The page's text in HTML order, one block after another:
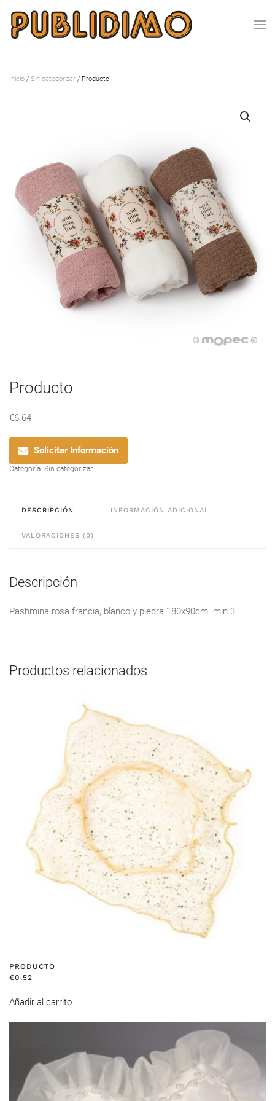
Inicio / Sin categorizar / Producto
Producto
€6.64
Solicitar Información
Categoría: Sin categorizar
DESCRIPCIÓN INFORMACIÓN ADICIONAL
VALORACIONES (0)
Descripción
Pashmina rosa francia, blanco y piedra 180x90cm. min.3
Productos relacionados
PRODUCTO
€0.52
Añadir al carrito